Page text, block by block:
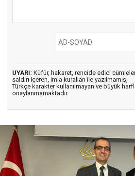
UYARI: Küfür, hakaret, rencide edici
saldırı içeren, imla kuralları ile yazılmamış,
Türkçe karakter kullanılmayan ve büyük
onaylanmamaktadır.